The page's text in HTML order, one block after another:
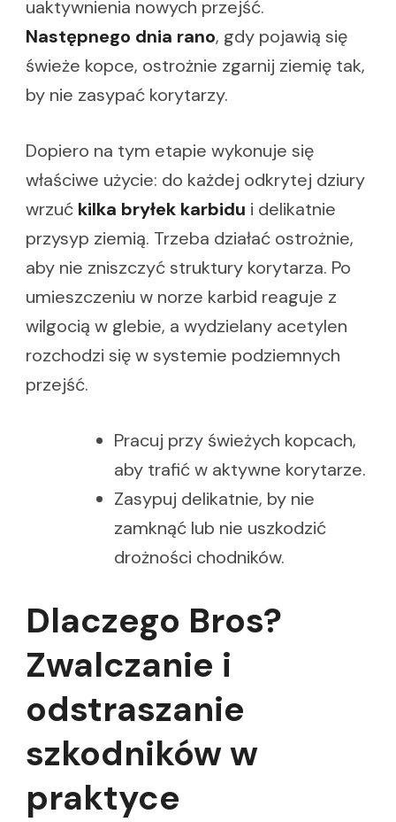
uaktywnienia nowych przejść.
Następnego dnia rano, gdy pojawią się
świeże kopce, ostrożnie zgarnij ziemię tak,
by nie zasypać korytarzy.
Dopiero na tym etapie wykonuje się
właściwe użycie: do każdej odkrytej dziury
wrzuć kilka bryłek karbidu i delikatnie
przysyp ziemią. Trzeba działać ostrożnie,
aby nie zniszczyć struktury korytarza. Po
umieszczeniu w norze karbid reaguje z
wilgocią w glebie, a wydzielany acetylen
rozchodzi się w systemie podziemnych
przejść.
Pracuj przy świeżych kopcach,
aby trafić w aktywne korytarze.
Zasypuj delikatnie, by nie
zamknąć lub nie uszkodzić
drożności chodników.
Dlaczego Bros?
Zwalczanie i
odstraszanie
szkodników w
praktyce